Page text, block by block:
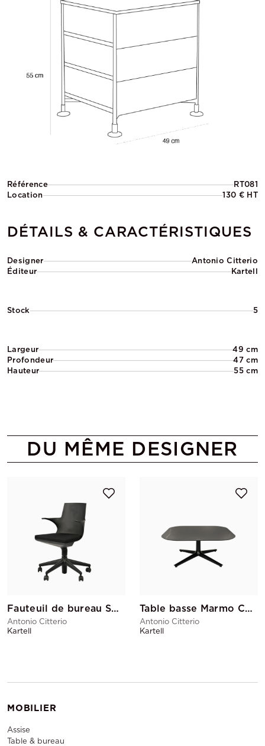
Référence
RT081
Location
130 € HT
DÉTAILS & CARACTÉRISTIQUES
Designer
Antonio Citterio
Éditeur
Kartell
Stock 5
Largeur
49 cm
Profondeur
47 cm
Hauteur
55 cm
DU MÊME DESIGNER
Fauteuil de bureau Spoon Noir
Antonio Citterio
Kartell
Table basse Marmo Carrée
Antonio Citterio
Kartell
MOBILIER
Assise
Table & bureau